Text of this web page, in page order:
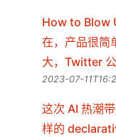
How to Blow
在，产品很简
大，Twitter
2023-07-
这次 AI 热潮
样的